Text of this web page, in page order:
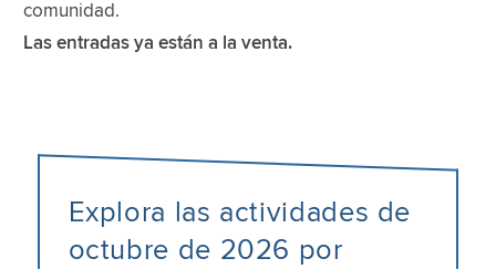
comunidad.
Las entradas ya están a la venta.
Explora las actividades de
octubre de 2026 por